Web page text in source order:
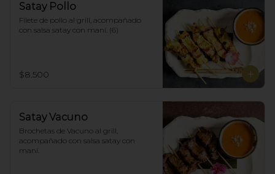
Satay Pollo
Filete de pollo al grill, acompañado
con salsa satay con maní. (6)
$8.500
Satay Vacuno
Brochetas de Vacuno al grill,
acompañado con salsa satay con
maní.